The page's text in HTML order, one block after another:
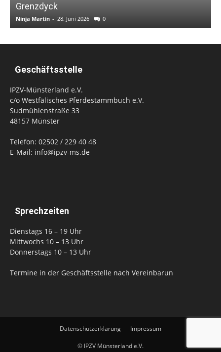
Grenzdyck
Ninja Martin - 28. Juni 2026 0
Geschäftsstelle
IPZV-Münsterland e.V.
c/o Westfälisches Pferdestammbuch e.V.
Sudmühlenstraße 33
48157 Münster
Telefon: 02502 / 229 40 48
E-Mail: info@ipzv-ms.de
Sprechzeiten
Dienstags 16 – 19 Uhr
Mittwochs 10 – 13 Uhr
Donnerstags 10 – 13 Uhr
Termine in der Geschäftsstelle nach Vereinbarun
Datenschutzerklärung Impressum
© IPZV Münsterland e.V.